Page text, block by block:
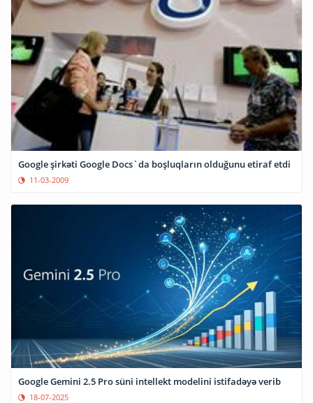
Google şirkəti Google Docs`da boşluqların olduğunu etiraf etdi
11-03-2009
Google Gemini 2.5 Pro süni intellekt modelini istifadəyə verib
18-07-2025